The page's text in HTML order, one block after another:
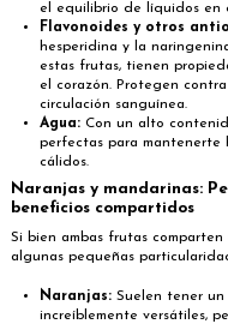
el equilibrio de líquidos en
Flavonoides y otros
hesperidina y la
estas frutas, tienen
el corazón. Protegen
circulación sanguínea.
Agua: Con un alto
perfectas para mantenerte
cálidos.
Naranjas y mandarinas:
beneficios compartidos
Si bien ambas frutas
algunas pequeñas
Naranjas: Suelen tener
increíblemente versátiles,